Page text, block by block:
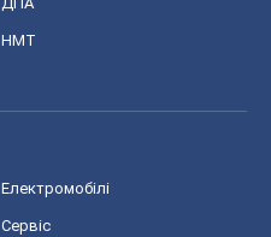
НМТ
Електромобілі
Сервіс